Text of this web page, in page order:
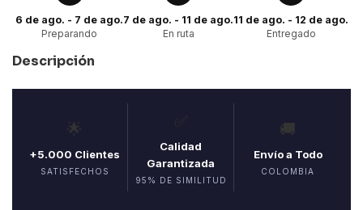
6 de ago. - 7 de ago.
Preparando
7 de ago. - 11 de ago.
En ruta
11 de ago. - 12 de ago.
Entregado
Descripción
🌟
+5.000 Clientes
SATISFECHOS
Calidad
Garantizada
95% DE SIMILITUD
🚚
Envío a Todo
COLOMBIA